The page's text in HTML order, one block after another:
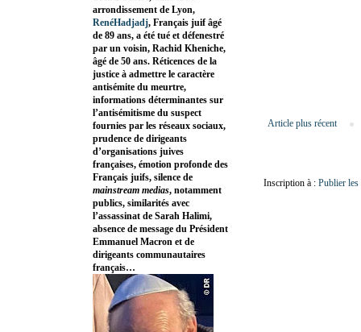
Article plus récent
Inscription à : Publier
arrondissement de Lyon,
RenéHadjadj, Français juif âgé
de 89 ans, a été tué et défenestré
par un voisin, Rachid Kheniche,
âgé de 50 ans. Réticences de la
justice à admettre le caractère
antisémite du meurtre,
informations déterminantes sur
l’antisémitisme du suspect
fournies par les réseaux sociaux,
prudence de dirigeants
d’organisations juives
françaises, émotion profonde des
Français juifs, silence de
mainstream medias, notamment
publics, similarités avec
l’assassinat de Sarah Halimi,
absence de message du Président
Emmanuel Macron et de
dirigeants communautaires
français…